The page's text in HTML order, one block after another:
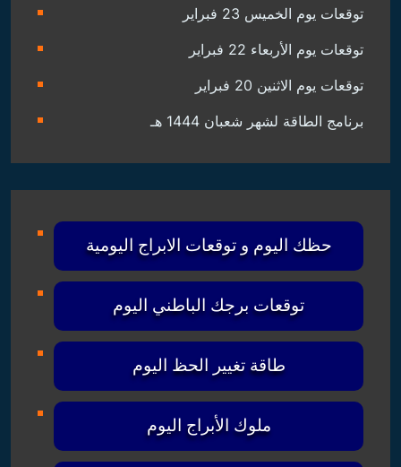
توقعات يوم الخميس 23 فبراير
توقعات يوم الأربعاء 22 فبراير
توقعات يوم الاثنين 20 فبراير
برنامج الطاقة لشهر شعبان 1444 هـ
حظك اليوم و توقعات الابراج اليومية
توقعات برجك الباطني اليوم
طاقة تغيير الحظ اليوم
ملوك الأبراج اليوم